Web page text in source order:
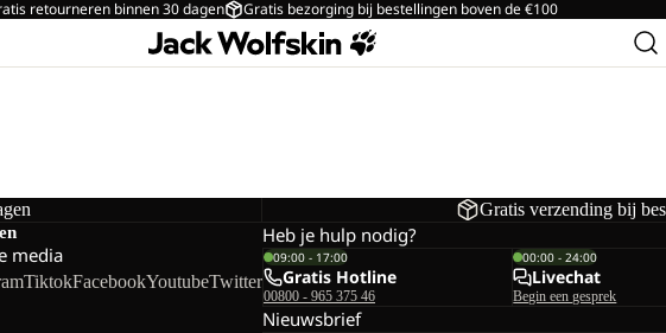
retourneren binnen 30 dagen Gratis bezorging bij bestellingen boven de €100
Gratis verzending bij
media
TiktokFacebookYoutubeTwitter
Heb je hulp nodig?
09:00 - 17:00
Gratis Hotline
00800 - 965 375 46
00:00 - 24:00
Livechat
Begin een gesprek
Nieuwsbrief